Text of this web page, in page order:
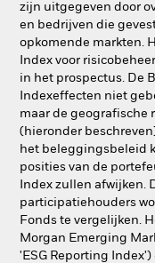
zijn uitgegeven door
en bedrijven die
opkomende markten.
Index voor
in het prospectus. De
Indexeffecten niet
maar de geografische
(hieronder
het beleggingsbeleid
posities van de
Index zullen afwijken.
participatiehouders
Fonds te vergelijken.
Morgan Emerging
'ESG Reporting